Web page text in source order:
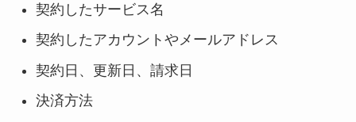
契約したサービス名
契約したアカウントやメールアドレス
契約日、更新日、請求日
決済方法